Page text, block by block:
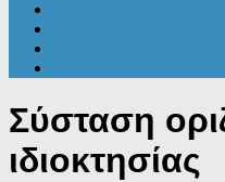
Σύσταση
ιδιοκτησίας